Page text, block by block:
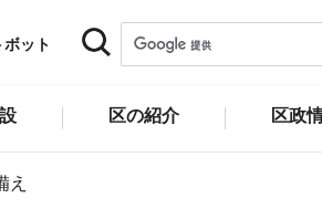
ット
区の紹介 区政
え